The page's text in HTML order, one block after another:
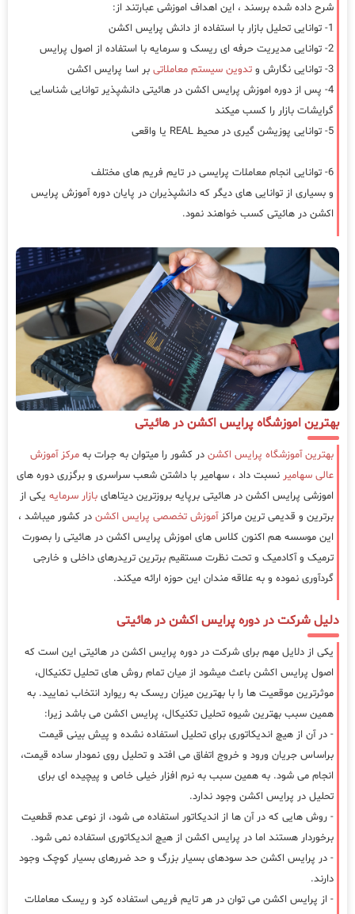
شرح داده شده برسند ، این اهداف اموزشی عبارتند از:
1- توانایی تحلیل بازار با استفاده از دانش پرایس اکشن
2- توانایی مدیریت حرفه ای ریسک و سرمایه با استفاده از اصول پرایس
3- توانایی نگارش و
تدوین سیستم معاملاتی بر اسا پرایس اکشن
4- پس از دوره اموزش پرایس اکشن در هائیتی دانشپذیر توانایی شناسایی
گرایشات بازار را کسب میکند
5- توانایی پوزیشن گیری در محیط REAL یا واقعی
6- توانایی انجام معاملات پرایسی در تایم فریم های مختلف
و بسیاری از توانایی های دیگر که دانشپذیران در پایان دوره آموزش پرایس
اکشن در هائیتی کسب خواهند نمود.
بهترین اموزشگاه پرایس اکشن در هائیتی
بهترین آموزشگاه پرایس اکشن در کشور را میتوان به جرات به مرکز آموزش
عالی سهامیر نسبت داد ، سهامیر با داشتن شعب سراسری و برگزری دوره های
اموزشی پرایس اکشن در هائیتی برپایه بروزترین دیتاهای بازار سرمایه یکی از
برترین و قدیمی ترین مراکزآموزش تخصصی پرایس اکشن در کشور میباشد ،
این موسسه هم اکنون کلاس های اموزش پرایس اکشن در هائیتی را بصورت
ترمیک و آکادمیک و تحت نظرت مستقیم برترین تریدرهای داخلی و خارجی
گردآوری نموده و به علاقه مندان این حوزه ارائه میکند.
دلیل شرکت در دوره پرایس اکشن در هائیتی
یکی از دلایل مهم برای شرکت در دوره پرایس اکشن در هائیتی این است که
اصول پرایس اکشن باعث میشود از میان تمام روش های تحلیل تکنیکال،
موثرترین موقعیت ها را با بهترین میزان ریسک به ریوارد انتخاب نمایید. به
همین سبب بهترین شیوه تحلیل تکنیکال، پرایس اکشن می باشد زیرا:
- در آن از هیچ اندیکاتوری برای تحلیل استفاده نشده و پیش بینی قیمت
براساس جریان ورود و خروج اتفاق می افتد و تحلیل روی نمودار ساده قیمت،
انجام می شود. به همین سبب به نرم افزار خیلی خاص و پیچیده ای برای
تحلیل در پرایس اکشن وجود ندارد.
- روش هایی که در آن ها از اندیکاتور استفاده می شود، از نوعی عدم قطعیت
برخوردار هستند اما در پرایس اکشن از هیچ اندیکاتوری استفاده نمی شود.
- در پرایس اکشن حد سودهای بسیار بزرگ و حد ضررهای بسیار کوچک وجود
دارند.
- از پرایس اکشن می توان در هر تایم فریمی استفاده کرد و ریسک معاملات